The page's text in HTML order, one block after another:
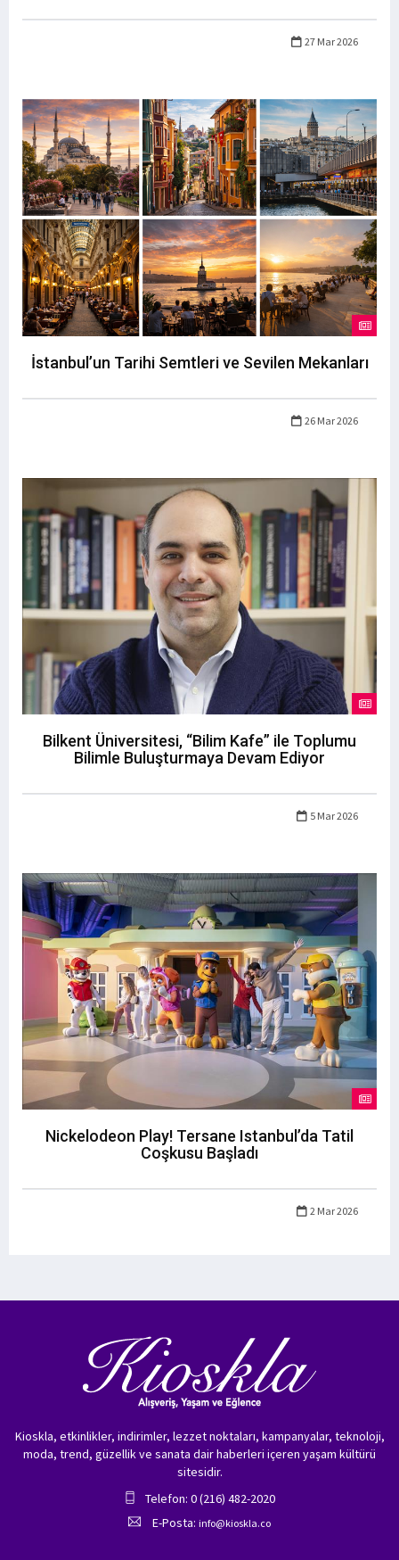
27 Mar 2026
İstanbul’un Tarihi Semtleri ve Sevilen Mekanları
26 Mar 2026
Bilkent Üniversitesi, “Bilim Kafe” ile Toplumu
Bilimle Buluşturmaya Devam Ediyor
5 Mar 2026
Nickelodeon Play! Tersane Istanbul’da Tatil
Coşkusu Başladı
2 Mar 2026
Kioskla, etkinlikler, indirimler, lezzet noktaları, kampanyalar, teknoloji,
moda, trend, güzellik ve sanata dair haberleri içeren yaşam kültürü
sitesidir.
Telefon: 0 (216) 482-2020
E-Posta: info@kioskla.co